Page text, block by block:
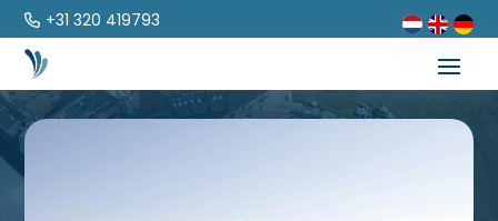
+31 320 419793